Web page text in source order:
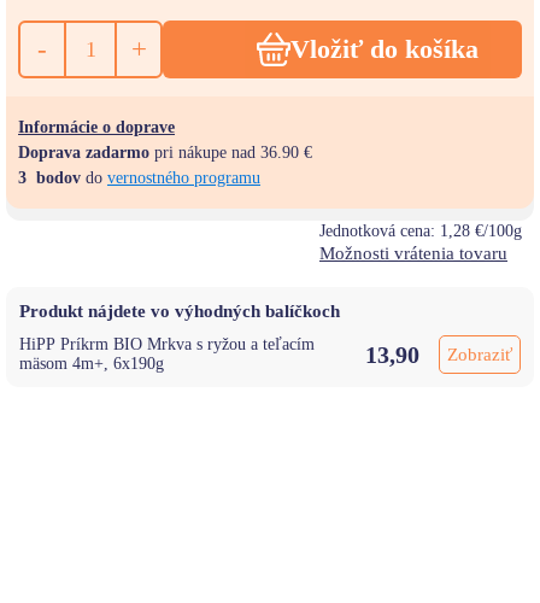
- + Vložiť do košíka
Informácie o doprave
Doprava zadarmo pri nákupe nad 36.90 €
3 bodov do vernostného programu
Jednotková cena: 1,28 €/100g
Možnosti vrátenia tovaru
Produkt nájdete vo výhodných balíčkoch
HiPP Príkrm BIO Mrkva s ryžou a teľacím
mäsom 4m+, 6x190g
13,90 Zobraziť